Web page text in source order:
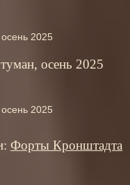
2025
осень 2025
2025
Форты Кронштадта